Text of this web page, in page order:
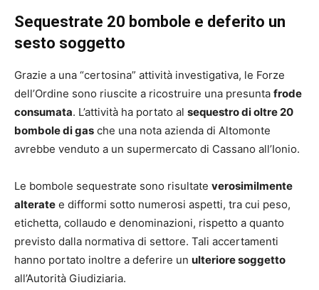
Sequestrate 20 bombole e deferito un
sesto soggetto
Grazie a una “certosina” attività investigativa, le Forze
dell’Ordine sono riuscite a ricostruire una presunta frode
consumata. L’attività ha portato al sequestro di oltre 20
bombole di gas che una nota azienda di Altomonte
avrebbe venduto a un supermercato di Cassano all’Ionio.
Le bombole sequestrate sono risultate verosimilmente
alterate e difformi sotto numerosi aspetti, tra cui peso,
etichetta, collaudo e denominazioni, rispetto a quanto
previsto dalla normativa di settore. Tali accertamenti
hanno portato inoltre a deferire un ulteriore soggetto
all’Autorità Giudiziaria.